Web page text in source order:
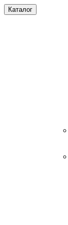
Каталог